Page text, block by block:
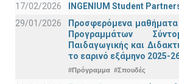
17/02/2026
INGENIUM Student
29/01/2026
Προσφερόμενα
Προγραμμάτων
Παιδαγωγικής και
το εαρινό εξάμηνο 2025-
#Πρόγραμμα #Σπουδές